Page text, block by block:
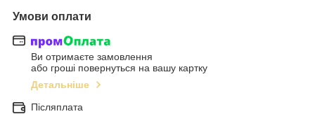
Умови оплати
Ви отримаєте замовлення
або гроші повернуться на вашу картку
Детальніше
Післяплата